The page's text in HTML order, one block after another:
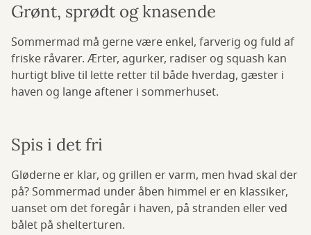
Grønt, sprødt og knasende
Sommermad må gerne være enkel, farverig og fuld af
friske råvarer. Ærter, agurker, radiser og squash kan
hurtigt blive til lette retter til både hverdag, gæster i
haven og lange aftener i sommerhuset.
Spis i det fri
Gløderne er klar, og grillen er varm, men hvad skal der
på? Sommermad under åben himmel er en klassiker,
uanset om det foregår i haven, på stranden eller ved
bålet på shelterturen.